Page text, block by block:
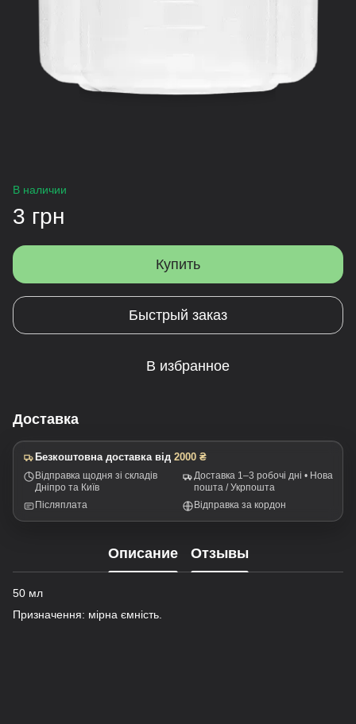
В наличии
3 грн
Купить
Быстрый заказ
В избранное
Доставка
Безкоштовна доставка від 2000 ₴
Відправка щодня зі складів
Дніпро та Київ
Доставка 1–3 робочі дні • Нова
пошта / Укрпошта
Післяплата
Відправка за кордон
Описание Отзывы
50 мл
Призначення: мірна ємність.